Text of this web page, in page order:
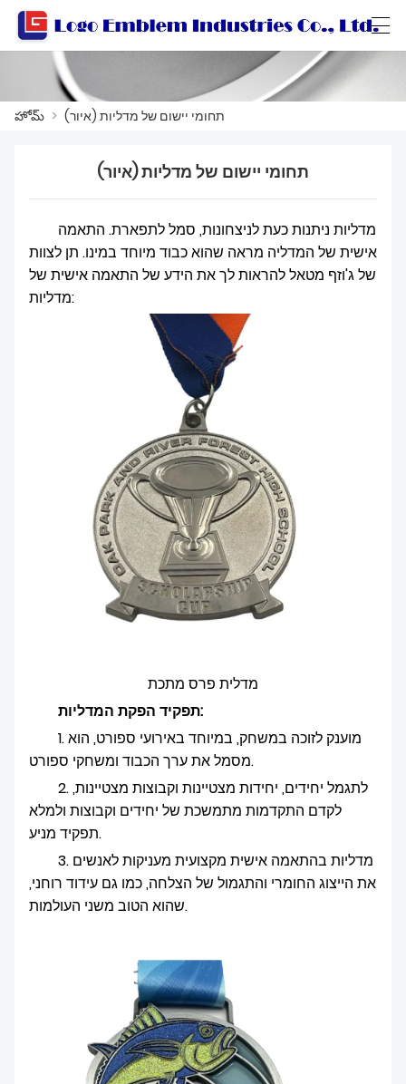
వర్క్‌షాప్
మా గురించి
العربية Български Català
హోమ్ > תחומי יישום של מדליות (איור)
תחומי יישום של מדליות (איור)
אישית של המדליה מראה שהוא כבוד מיוחד במינו. תן לצוות
של ג'וזף מטאל להראות לך את הידע של התאמה אישית של
מדליות:
מדלית פרס מתכת
תפקיד הפקת המדליות:
1. מוענק לזוכה במשחק, במיוחד באירועי ספורט, הוא
מסמל את ערך הכבוד ומשחקי ספורט.
2. לתגמל יחידים, יחידות מצטיינות וקבוצות מצטיינות,
לקדם התקדמות מתמשכת של יחידים וקבוצות ולמלא
תפקיד מניע.
3. מדליות בהתאמה אישית מקצועית מעניקות לאנשים
את הייצוג החומרי והתגמול של הצלחה, כמו גם עידוד רוחני,
שהוא הטוב משני העולמות.